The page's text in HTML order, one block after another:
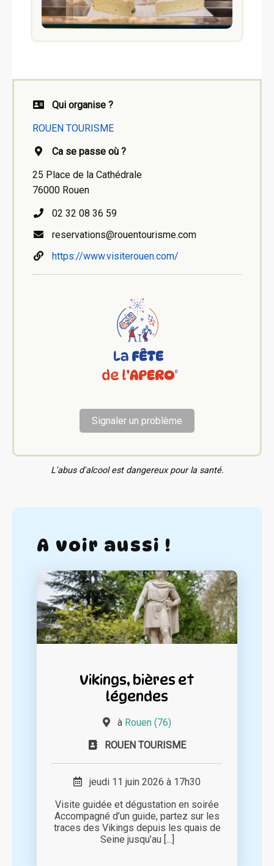
Qui organise ?
ROUEN TOURISME
Ca se passe où ?
25 Place de la Cathédrale
76000 Rouen
02 32 08 36 59
reservations@rouentourisme.com
https://www.visiterouen.com/
Signaler un problème
L'abus d'alcool est dangereux pour la santé.
A voir aussi !
Vikings, bières et
légendes
à Rouen (76)
ROUEN TOURISME
jeudi 11 juin 2026 à 17h30
Visite guidée et dégustation en soirée
Accompagné d’un guide, partez sur les
traces des Vikings depuis les quais de
Seine jusqu’au [...]